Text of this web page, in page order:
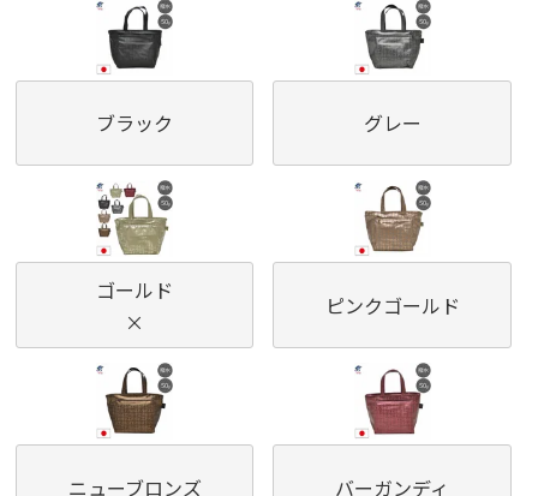
ブラック グレー
ゴールド
×
ピンクゴールド
ニューブロンズ バーガンディ